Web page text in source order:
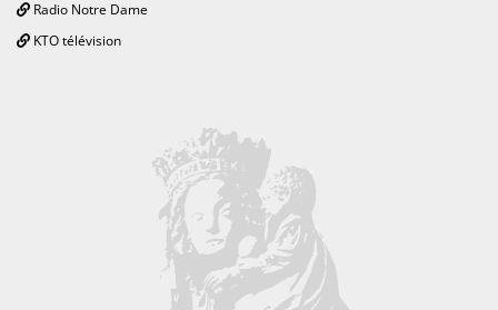
Radio Notre Dame
KTO télévision